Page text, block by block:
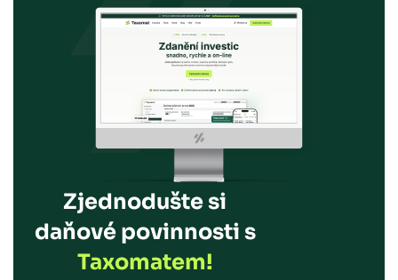
Zjednodušte si
daňové povinnosti s
Taxomatem!